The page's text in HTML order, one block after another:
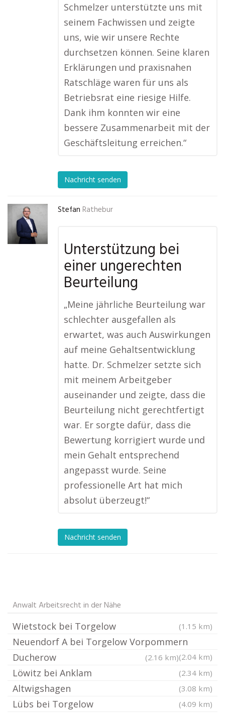
Schmelzer unterstützte uns mit
seinem Fachwissen und zeigte
uns, wie wir unsere Rechte
durchsetzen können. Seine klaren
Erklärungen und praxisnahen
Ratschläge waren für uns als
Betriebsrat eine riesige Hilfe.
Dank ihm konnten wir eine
bessere Zusammenarbeit mit der
Geschäftsleitung erreichen.“
Nachricht senden
Stefan Rathebur
Unterstützung bei
einer ungerechten
Beurteilung
„Meine jährliche Beurteilung war
schlechter ausgefallen als
erwartet, was auch Auswirkungen
auf meine Gehaltsentwicklung
hatte. Dr. Schmelzer setzte sich
mit meinem Arbeitgeber
auseinander und zeigte, dass die
Beurteilung nicht gerechtfertigt
war. Er sorgte dafür, dass die
Bewertung korrigiert wurde und
mein Gehalt entsprechend
angepasst wurde. Seine
professionelle Art hat mich
absolut überzeugt!“
Nachricht senden
Anwalt Arbeitsrecht in der Nähe
Wietstock bei Torgelow (1.15 km)
Neuendorf A bei Torgelow Vorpommern
(2.04 km)
Ducherow (2.16 km)
Löwitz bei Anklam (2.34 km)
Altwigshagen (3.08 km)
Lübs bei Torgelow (4.09 km)